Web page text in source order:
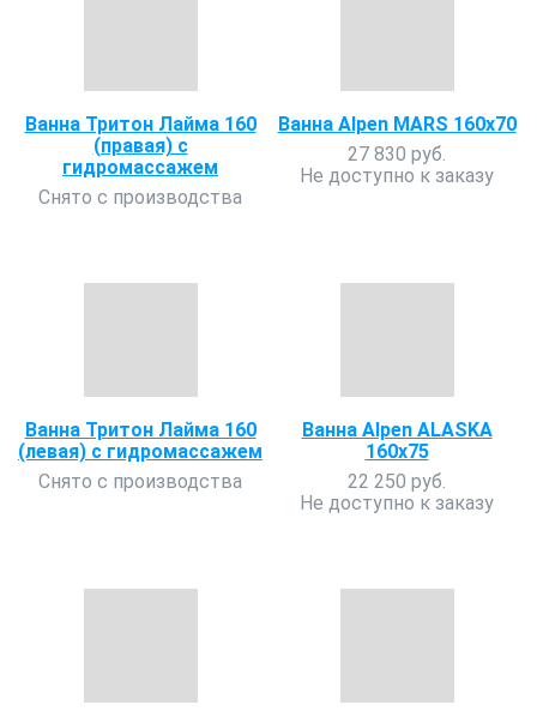
Ванна Тритон Лайма 160
(правая) с
гидромассажем
Снято с производства
Ванна Alpen MARS 160x70
27 830 руб.
Не доступно к заказу
Ванна Тритон Лайма 160
(левая) с гидромассажем
Снято с производства
Ванна Alpen ALASKA
160x75
22 250 руб.
Не доступно к заказу